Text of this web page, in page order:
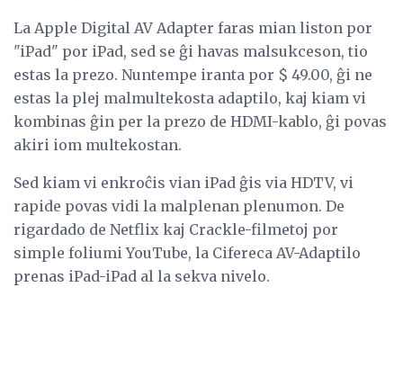
La Apple Digital AV Adapter faras mian liston por
"iPad" por iPad, sed se ĝi havas malsukceson, tio
estas la prezo. Nuntempe iranta por $ 49.00, ĝi ne
estas la plej malmultekosta adaptilo, kaj kiam vi
kombinas ĝin per la prezo de HDMI-kablo, ĝi povas
akiri iom multekostan.
Sed kiam vi enkroĉis vian iPad ĝis via HDTV, vi
rapide povas vidi la malplenan plenumon. De
rigardado de Netflix kaj Crackle-filmetoj por
simple foliumi YouTube, la Cifereca AV-Adaptilo
prenas iPad-iPad al la sekva nivelo.